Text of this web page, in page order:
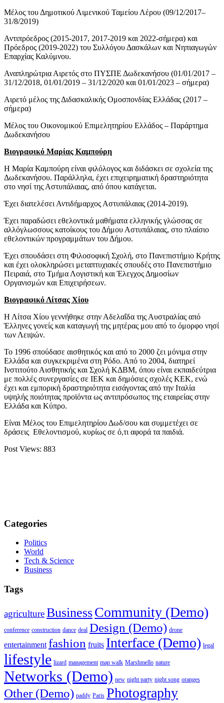
Μέλος του Δημοτικού Λιμενικού Ταμείου Λέρου (09/12/2017–
31/8/2019)
Αντιπρόεδρος (2015-2017, 2017-2019 και 2022-σήμερα) και
Πρόεδρος (2019-2022) του Συλλόγου Δασκάλων και Νηπιαγωγών
Επαρχίας Καλύμνου.
Αναπληρώτρια Αιρετός στο ΠΥΣΠΕ Δωδεκανήσου (01/01/2017 –
31/12/2018, 01/01/2019 – 31/12/2020 και 01/01/2023 – σήμερα)
Αιρετό μέλος της Διδασκαλικής Ομοσπονδίας Ελλάδας (2017 –
σήμερα)
Μέλος του Οικονομικού Επιμελητηρίου Ελλάδος – Παράρτημα
Δωδεκανήσου
Βιογραφικό Μαρίας Καμπούρη
Η Μαρία Καμπούρη είναι φιλόλογος και διδάσκει σε σχολεία της
Δωδεκανήσου. Παράλληλα, έχει επιχειρηματική δραστηριότητα
στο νησί της Αστυπάλαιας, από όπου κατάγεται.
Έχει διατελέσει Αντιδήμαρχος Αστυπάλαιας (2014-2019).
Έχει παραδώσει εθελοντικά μαθήματα ελληνικής γλώσσας σε
αλλόγλωσσους κατοίκους του Δήμου Αστυπάλαιας, στο πλαίσιο
εθελοντικών προγραμμάτων του Δήμου.
Έχει σπουδάσει στη Φιλοσοφική Σχολή, στο Πανεπιστήμιο Κρήτης
και έχει ολοκληρώσει μεταπτυχιακές σπουδές στο Πανεπιστήμιο
Πειραιά, στο Τμήμα Λογιστική και Έλεγχος Δημοσίων
Οργανισμών και Επιχειρήσεων.
Βιογραφικό Λίτσας Χίου
Η Λίτσα Χίου γεννήθηκε στην Αδελαΐδα της Αυστραλίας από
Έλληνες γονείς και καταγωγή της μητέρας μου από το όμορφο νησί
των Λειψών.
Το 1996 σπούδασε αισθητικός και από το 2000 ζει μόνιμα στην
Ελλάδα και συγκεκριμένα στη Ρόδο. Από το 2004, διατηρεί
Ινστιτούτο Αισθητικής και Σχολή ΚΔΒΜ, όπου είναι εκπαιδεύτρια
με πολλές συνεργασίες σε ΙΕΚ και δημόσιες σχολές ΚΕΚ, ενώ
έχει και εμπορική δραστηριότητα εισάγοντας από την Ιταλία
υψηλής ποιότητας προϊόντα ως αντιπρόσωπος της εταιρείας στην
Ελλάδα και Κύπρο.
Είναι Μέλος του Επιμελητηρίου Δωδ/σου και συμμετέχει σε
δράσεις Εθελοντισμού, κυρίως σε ό,τι αφορά τα παιδιά.
Post Views: 883
Categories
Politics
World
Tech & Science
Business
Tags
agricultureBusinessCommunity (Demo)
conference construction dance deal Design (Demo) drone
entertainment fashion fruits Interface (Demo) legal
lifestyle lizard management map walk Marshmello nature
Networks (Demo) new night party night song oranges
Other (Demo) paddy Paris Photography